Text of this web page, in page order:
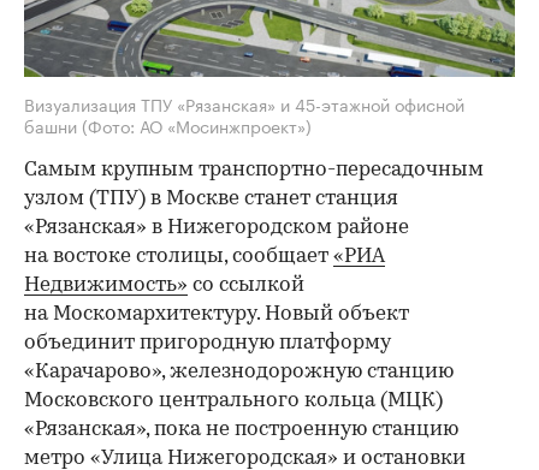
Визуализация ТПУ «Рязанская» и 45-этажной офисной
башни (Фото: АО «Мосинжпроект»)
Самым крупным транспортно-пересадочным
узлом (ТПУ) в Москве станет станция
«Рязанская» в Нижегородском районе
на востоке столицы, сообщает «РИА
Недвижимость» со ссылкой
на Москомархитектуру. Новый объект
объединит пригородную платформу
«Карачарово», железнодорожную станцию
Московского центрального кольца (МЦК)
«Рязанская», пока не построенную станцию
метро «Улица Нижегородская» и остановки